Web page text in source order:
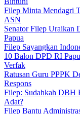
Filep Minta Mendagri
ASN
Senator Filep Uraikan
Papua
Filep Sayangkan
10 Balon DPD RI
Verfak
Ratusan Guru PPPK
Respons
Filep: Sudahkah DBH
Adat?
Filep Bantu